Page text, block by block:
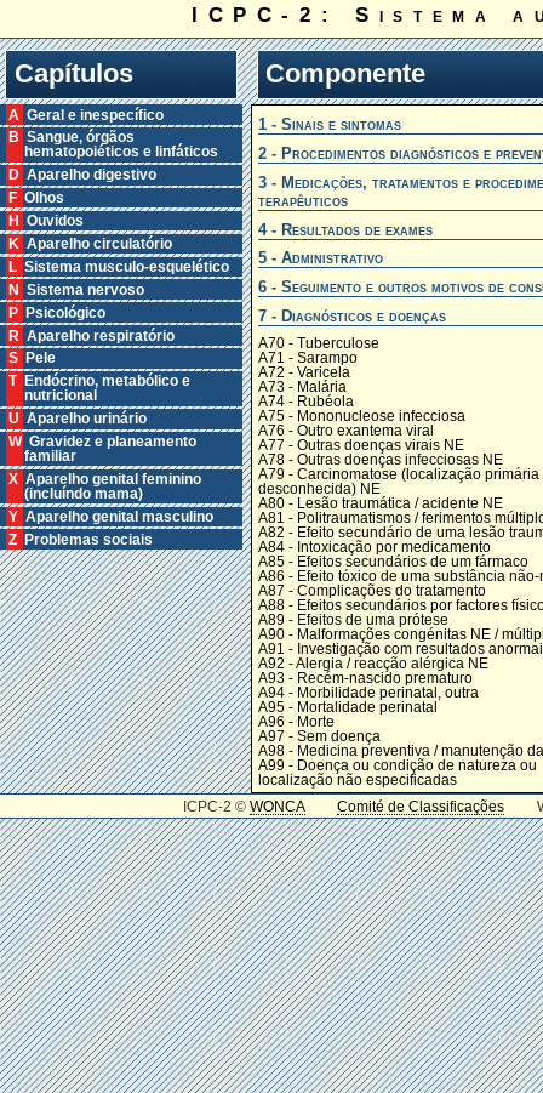
ICPC-2: Sistema
Capítulos
A Geral e inespecífico
B Sangue, órgãos
hematopoiéticos e linfáticos
D Aparelho digestivo
F Olhos
H Ouvidos
K Aparelho circulatório
L Sistema musculo-esquelético
N Sistema nervoso
P Psicológico
R Aparelho respiratório
S Pele
T Endócrino, metabólico e
nutricional
U Aparelho urinário
W Gravidez e planeamento
familiar
X Aparelho genital feminino
(incluíndo mama)
Y Aparelho genital masculino
Z Problemas sociais
Componente
1 - Sinais e sintomas
2 - Procedimentos diagnósticos e
3 - Medicações, tratamentos e
terapêuticos
4 - Resultados de exames
5 - Administrativo
6 - Seguimento e outros motivos de
7 - Diagnósticos e doenças
A70 - Tuberculose
A71 - Sarampo
A72 - Varicela
A73 - Malária
A74 - Rubéola
A75 - Mononucleose infecciosa
A76 - Outro exantema viral
A77 - Outras doenças virais NE
A78 - Outras doenças infecciosas NE
A79 - Carcinomatose (localização primária
desconhecida) NE
A80 - Lesão traumática / acidente NE
A81 - Politraumatismos / ferimentos
A82 - Efeito secundário de uma lesão
A84 - Intoxicação por medicamento
A85 - Efeitos secundários de um fármaco
A86 - Efeito tóxico de uma substância
A87 - Complicações do tratamento
A88 - Efeitos secundários por factores
A89 - Efeitos de uma prótese
A90 - Malformações congénitas NE /
A91 - Investigação com resultados
A92 - Alergia / reacção alérgica NE
A93 - Recém-nascido prematuro
A94 - Morbilidade perinatal, outra
A95 - Mortalidade perinatal
A96 - Morte
A97 - Sem doença
A98 - Medicina preventiva / manutenção
A99 - Doença ou condição de natureza ou
localização não especificadas
ICPC-2 ©WONCA Comité de Classificações